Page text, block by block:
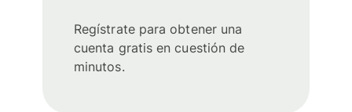
Regístrate para obtener una
cuenta gratis en cuestión de
minutos.